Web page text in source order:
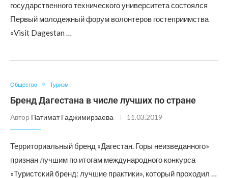
государственного технического университета состоялся
Первый молодежный форум волонтеров гостеприимства
«Visit Dagestan …
Общество Туризм
Бренд Дагестана в числе лучших по стране
Автор Патимат Гаджимирзаева 11.03.2019
Территориальный бренд «Дагестан. Горы неизведанного»
признан лучшим по итогам международного конкурса
«Туристский бренд: лучшие практики», который проходил …